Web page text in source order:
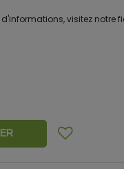
visitez notre